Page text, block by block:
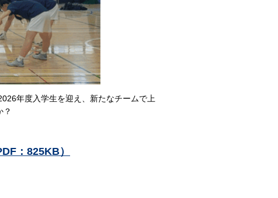
年度入学生を迎え、新たなチームで上
？
：825KB）